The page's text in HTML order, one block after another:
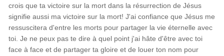
crois que ta victoire sur la mort dans la résurrection de Jésus
signifie aussi ma victoire sur la mort! J'ai confiance que Jésus me
ressuscitera d'entre les morts pour partager la vie éternelle avec
toi. Je ne peux pas te dire à quel point j'ai hâte d'être avec toi
face à face et de partager ta gloire et de louer ton nom pour